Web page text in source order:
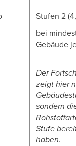
Stufen 2
bei
Gebäude
Der
zeigt hier
sondern
Stufe
haben.